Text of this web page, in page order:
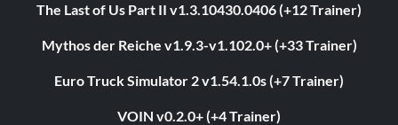
The Last of Us Part II v1.3.10430.0406 (+12 Trainer)
Mythos der Reiche v1.9.3-v1.102.0+ (+33 Trainer)
Euro Truck Simulator 2 v1.54.1.0s (+7 Trainer)
VOIN v0.2.0+ (+4 Trainer)